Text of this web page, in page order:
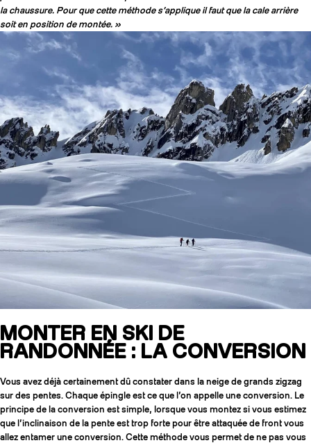
la chaussure. Pour que cette méthode s’applique il faut que la cale arrière
soit en position de montée. »
MONTER EN SKI DE
RANDONNÉE : LA CONVERSION
Vous avez déjà certainement dû constater dans la neige de grands zigzag
sur des pentes. Chaque épingle est ce que l’on appelle une conversion. Le
principe de la conversion est simple, lorsque vous montez si vous estimez
que l’inclinaison de la pente est trop forte pour être attaquée de front vous
allez entamer une conversion. Cette méthode vous permet de ne pas vous